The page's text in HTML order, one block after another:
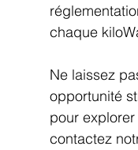
chaque
Ne laissez
opportunité
pour
contactez